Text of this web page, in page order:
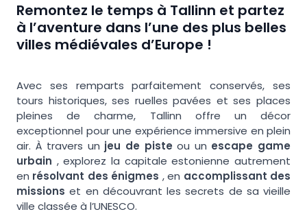
Remontez le temps à Tallinn et partez
à l’aventure dans l’une des plus belles
villes médiévales d’Europe !
Avec ses remparts parfaitement conservés, ses
tours historiques, ses ruelles pavées et ses places
pleines de charme, Tallinn offre un décor
exceptionnel pour une expérience immersive en plein
air. À travers un jeu de piste ou un escape game
urbain , explorez la capitale estonienne autrement
en résolvant des énigmes , en accomplissant des
missions et en découvrant les secrets de sa vieille
ville classée à l’UNESCO.